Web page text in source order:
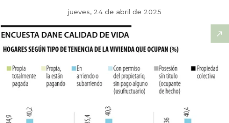
jueves, 24 de abril de 2025